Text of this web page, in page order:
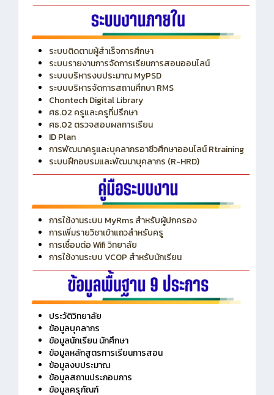
ระบบติดตามผู้สำเร็จการศึกษา
ระบบรายงานการจัดการเรียนการสอนออนไลน์
ระบบบริหารงบประมาณ MyPSD
ระบบบริหารจัดการสถานศึกษา RMS
Chontech Digital Library
ศธ.02 ครูและครูที่ปรึกษา
ศธ.02 ตรวจสอบผลการเรียน
ID Plan
การพัฒนาครูและบุคลากรอาชีวศึกษาออนไลน์ Rtraining
ระบบฝึกอบรมและพัฒนาบุคลากร (R-HRD)
การใช้งานระบบ MyRms สำหรับผู้ปกครอง
การเพิ่มรายวิชาเข้าแถวสำหรับครู
การเชื่อมต่อ Wifi วิทยาลัย
การใช้งานระบบ VCOP สำหรับนักเรียน
ประวัติวิทยาลัย
ข้อมูลบุคลากร
ข้อมูลนักเรียน นักศึกษา
ข้อมูลหลักสูตรการเรียนการสอน
ข้อมูลงบประมาณ
ข้อมูลสถานประกอบการ
ข้อมูลครุภัณฑ์